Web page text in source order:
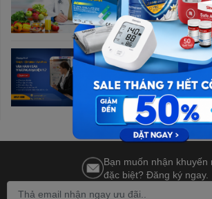
Tuyển Thực Tập Sinh
commerce Tại Hà Nội –
Program 2026
Bạn muốn nhận khuyến
đặc biệt? Đăng ký ngay.